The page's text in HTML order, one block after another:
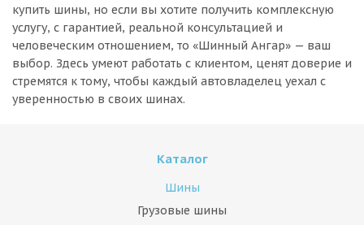
купить шины, но если вы хотите получить комплексную
услугу, с гарантией, реальной консультацией и
человеческим отношением, то «Шинный Ангар» — ваш
выбор. Здесь умеют работать с клиентом, ценят доверие и
стремятся к тому, чтобы каждый автовладелец уехал с
уверенностью в своих шинах.
Каталог
Шины
Грузовые шины